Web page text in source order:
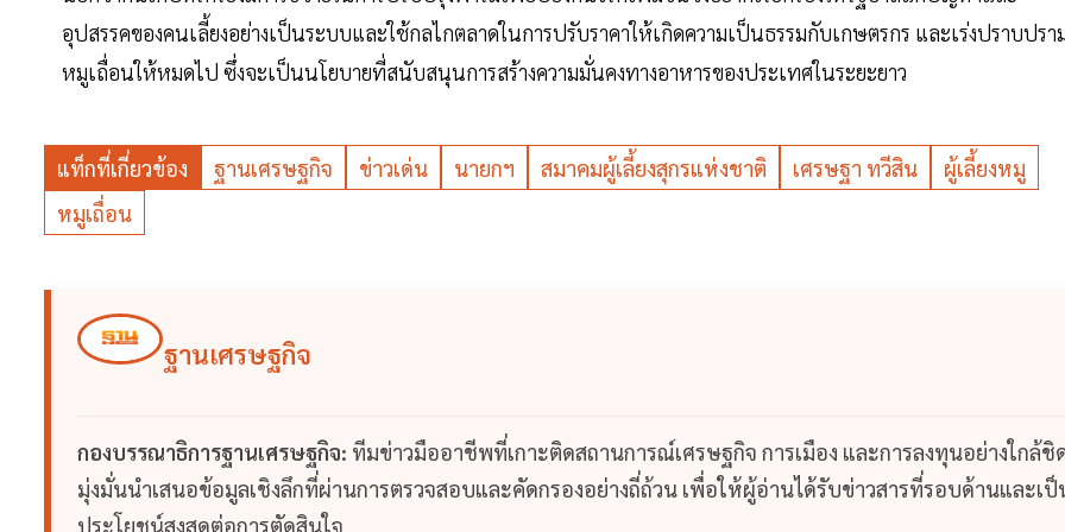
อุปสรรคของคนเลี้ยงอย่างเป็นระบบและใช้กลไกตลาดในการปรับราคาให้เกิดความเป็นธรรมกับเกษตรกร และเร่งปราบปรา
หมูเถื่อนให้หมดไป ซึ่งจะเป็นนโยบายที่สนับสนุนการสร้างความมั่นคงทางอาหารของประเทศในระยะยาว
แท็กที่เกี่ยวข้อง ฐานเศรษฐกิจ ข่าวเด่น นายกฯ สมาคมผู้เลี้ยงสุกรแห่งชาติ เศรษฐา ทวีสิน
ผู้เลี้ยงหมู
หมูเถื่อน
ฐานเศรษฐกิจ
กองบรรณาธิการฐานเศรษฐกิจ: ทีมข่าวมืออาชีพที่เกาะติดสถานการณ์เศรษฐกิจ การเมือง และการลงทุนอย่างใกล้ชิ
มุ่งมั่นนำเสนอข้อมูลเชิงลึกที่ผ่านการตรวจสอบและคัดกรองอย่างถี่ถ้วน เพื่อให้ผู้อ่านได้รับข่าวสารที่รอบด้านและเป็
ประโยชน์สูงสุดต่อการตัดสินใจ